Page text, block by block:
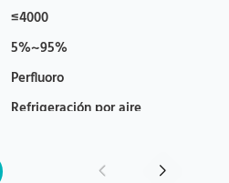
≤4000
5%~95%
Perﬂuoro
Refrigeración por aire